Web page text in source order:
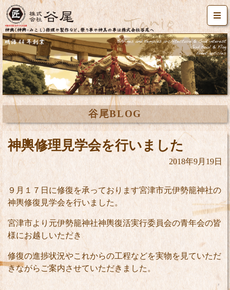
谷尾BLOG
神輿修理見学会を行いました
2018年9月19日
９月１７日に修復を承っております宮津市元伊勢籠神社の
神輿修復見学会を行いました。
宮津市より元伊勢籠神社神輿復活実行委員会の青年会の皆
様にお越しいただき
修復の進捗状況やこれからの工程などを実物を見ていただ
きながらご案内させていただきました。